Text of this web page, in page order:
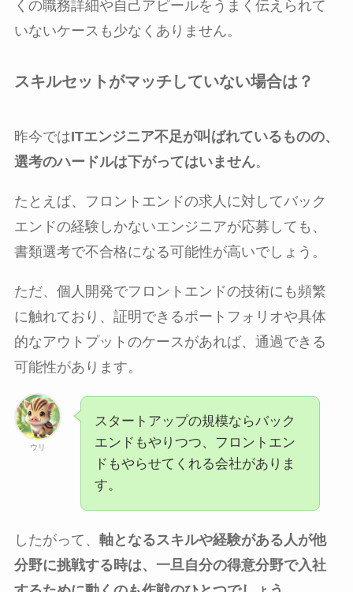
くの職務詳細や自己アピールをうまく伝えられて
いないケースも少なくありません。
スキルセットがマッチしていない場合は？
昨今ではITエンジニア不足が叫ばれているものの、
選考のハードルは下がってはいません。
たとえば、フロントエンドの求人に対してバック
エンドの経験しかないエンジニアが応募しても、
書類選考で不合格になる可能性が高いでしょう。
ただ、個人開発でフロントエンドの技術にも頻繁
に触れており、証明できるポートフォリオや具体
的なアウトプットのケースがあれば、通過できる
可能性があります。
ウリ
スタートアップの規模ならバック
エンドもやりつつ、フロントエン
ドもやらせてくれる会社がありま
す。
したがって、 軸となるスキルや経験がある人が他
分野に挑戦する時は、一旦自分の得意分野で入社